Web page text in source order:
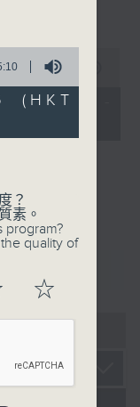
00:00
02:05 -
(HKT
？
素。
program?
quality of
☆